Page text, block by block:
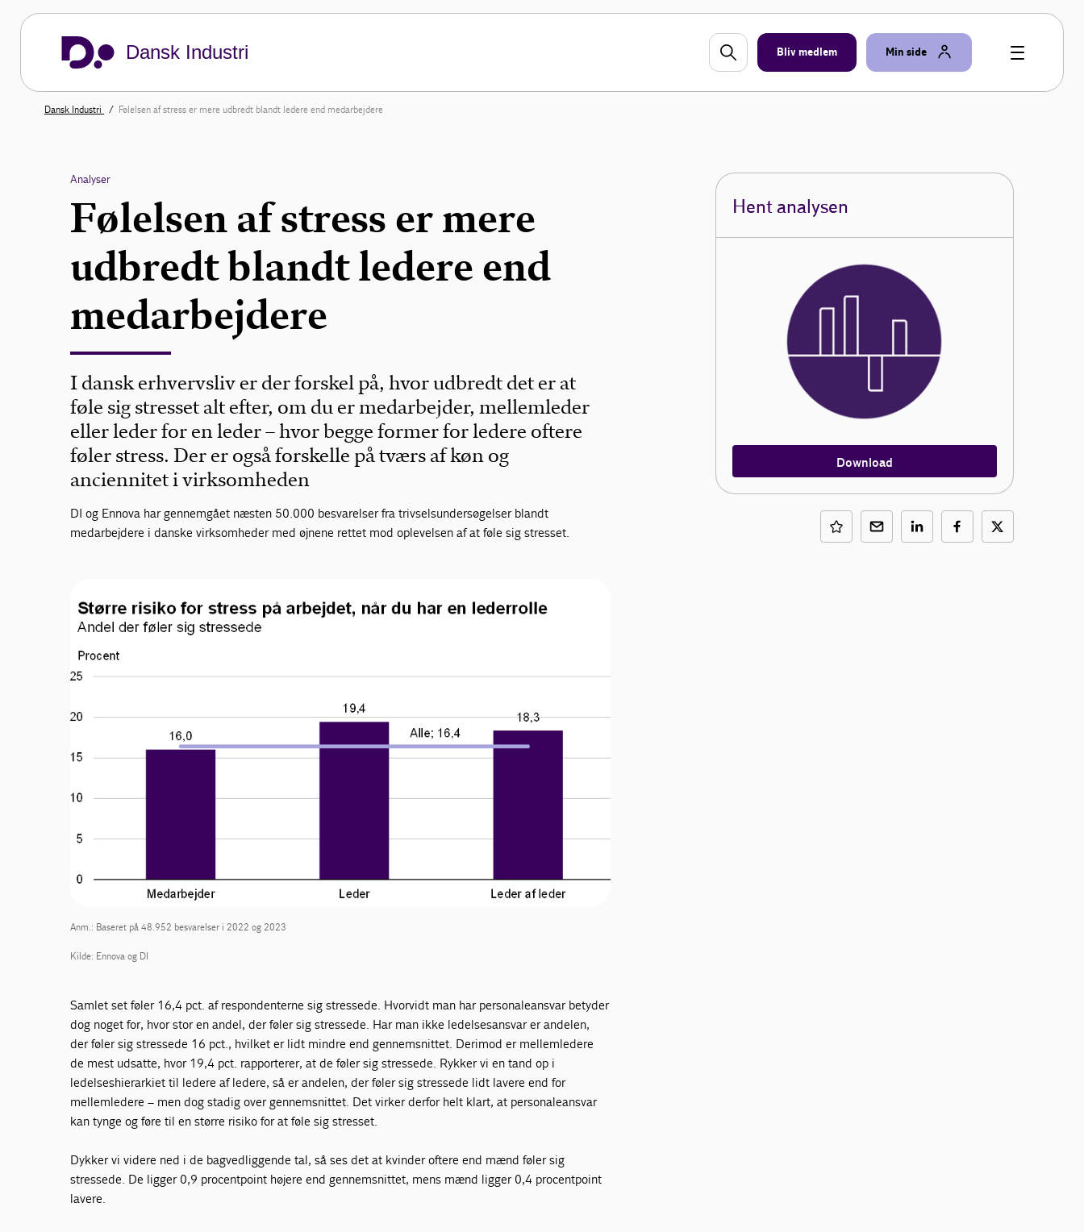
Dansk Industri Bliv medlem Min side
Dansk Industri Følelsen af stress er mere udbredt blandt ledere end medarbejdere
Analyser
Følelsen af stress er mere
udbredt blandt ledere end
medarbejdere
I dansk erhvervsliv er der forskel på, hvor udbredt det er at
føle sig stresset alt efter, om du er medarbejder, mellemleder
eller leder for en leder – hvor begge former for ledere oftere
føler stress. Der er også forskelle på tværs af køn og
anciennitet i virksomheden
DI og Ennova har gennemgået næsten 50.000 besvarelser fra trivselsundersøgelser blandt
medarbejdere i danske virksomheder med øjnene rettet mod oplevelsen af at føle sig stresset.
Anm.: Baseret på 48.952 besvarelser i 2022 og 2023
Kilde: Ennova og DI
Samlet set føler 16,4 pct. af respondenterne sig stressede. Hvorvidt man har personaleansvar betyder
dog noget for, hvor stor en andel, der føler sig stressede. Har man ikke ledelsesansvar er andelen,
der føler sig stressede 16 pct., hvilket er lidt mindre end gennemsnittet. Derimod er mellemledere
de mest udsatte, hvor 19,4 pct. rapporterer, at de føler sig stressede. Rykker vi en tand op i
ledelseshierarkiet til ledere af ledere, så er andelen, der føler sig stressede lidt lavere end for
mellemledere – men dog stadig over gennemsnittet. Det virker derfor helt klart, at personaleansvar
kan tynge og føre til en større risiko for at føle sig stresset.
Dykker vi videre ned i de bagvedliggende tal, så ses det at kvinder oftere end mænd føler sig
stressede. De ligger 0,9 procentpoint højere end gennemsnittet, mens mænd ligger 0,4 procentpoint
lavere.
Hent analysen
Download